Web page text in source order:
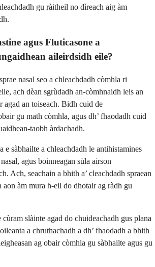
gu ràitheil no dìreach aig àm
agus Fluticasone a
aileirdsidh eile?
nasal seo a chleachdadh còmhla ri
ach dèan sgrùdadh an-còmhnaidh leis an
agad an toiseach. Bidh cuid de
gu math còmhla, agus dh’ fhaodadh cuid
taobh àrdachadh.
e sàbhailte a chleachdadh le antihistamines
agus boinneagan sùla airson
Ach, seachain a bhith a’ cleachdadh spraean
aon àm mura h-eil do dhotair ag ràdh gu
slàinte agad do chuideachadh gus plana
a chruthachadh a dh’ fhaodadh a bhith
ag obair còmhla gu sàbhailte agus gu